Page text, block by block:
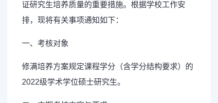
证研究生培养质量的重要措施。根据学校工作安
排，现将有关事项通知如下：
一、考核对象
修满培养方案规定课程学分（含学分结构要求）的
2022级学术学位硕士研究生。